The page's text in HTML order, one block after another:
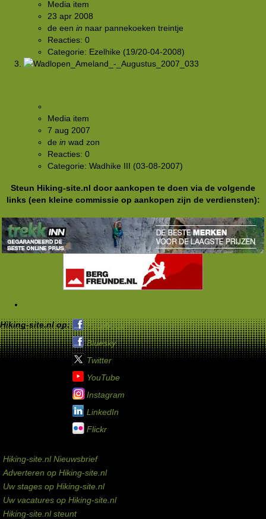
Media item
23 apr 2008
de een in naar pannekoeken treintje
Reacties: 0
Categorie: Ezelhike (19/20-04-2008)
Media item
7 aug 2007
de in wad zon
Reacties: 0
Categorie: Wadhike III (03-08-2007)
Steun Hiking-site.nl door aankopen te doen via de volgende
links (een kleine commissie op aankopen zijn de verdiensten):
Hiking-site.nl op:
Facebook
Bluesky
Twitter
YouTube
Instagram
LinkedIn
Flickr
Hiking-site.nl Nieuwsbrief
Adverteren op Hiking-site.nl
Uw stages op Hiking-site.nl
Uw vacatures op Hiking-site.nl
Hiking-site.nl steunt